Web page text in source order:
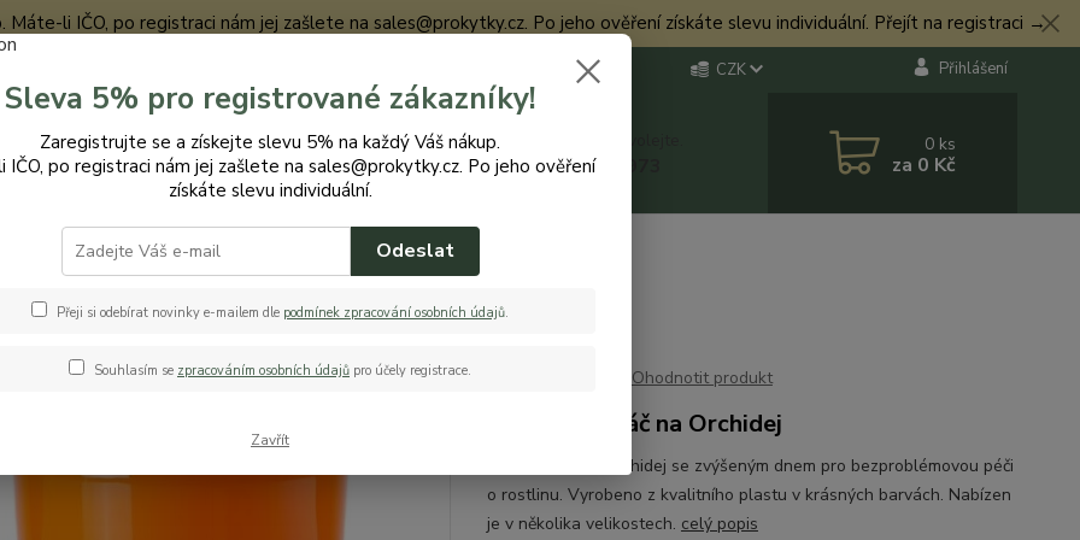
Máte-li IČO, po registraci nám jej zašlete na sales@prokytky.cz. Po jeho ověření získáte slevu individuální. Přejít na registraci →
CZK Přihlášení
Hledat Nevíte si rady? Zavolejte.
+420 774 544 973
0 ks
za 0 Kč
Obaly na orchideje Bigplast Orchid 9 cm /O
Orchid 9 cm /O
Ohodnotit produkt
obal / květináč na Orchidej
Lesklý obal na Orchidej se zvýšeným dnem pro bezproblémovou péči
o rostlinu. Vyrobeno z kvalitního plastu v krásných barvách. Nabízen
je v několika velikostech. celý popis
Sleva 5% pro registrované zákazníky!
Zaregistrujte se a získejte slevu 5% na každý Váš nákup.
IČO, po registraci nám jej zašlete na sales@prokytky.cz. Po jeho ověření
získáte slevu individuální.
Odeslat
Přeji si odebírat novinky e-mailem dle podmínek zpracování osobních údajů.
Souhlasím se zpracováním osobních údajů pro účely registrace.
Zavřít